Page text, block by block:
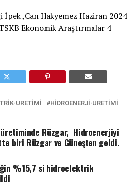
İpek ,Can Hakyemez Haziran 2024
Ekonomik Araştırmalar 4
URETIMI HIDROENERJI-URETIMI
Rüzgar, Hidroenerjiyi
biri Rüzgar ve Güneşten geldi.
%15,7 si hidroelektrik